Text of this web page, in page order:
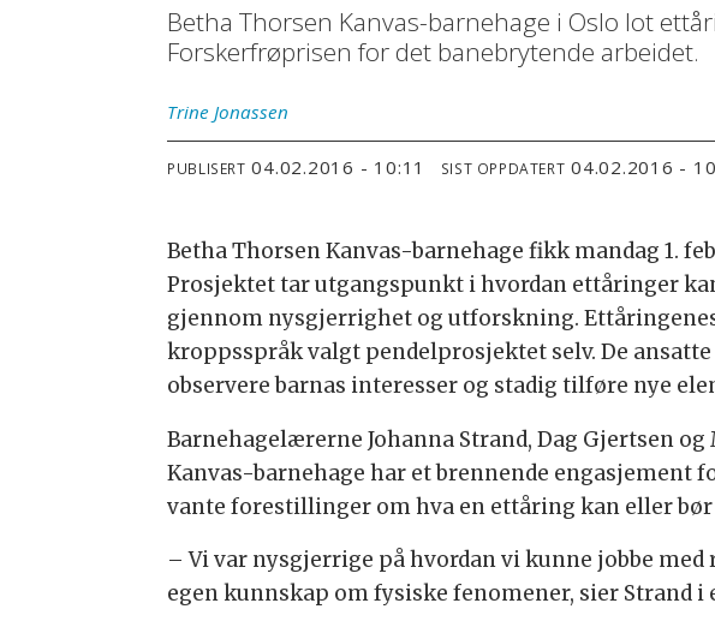
Betha Thorsen Kanvas-barnehage i Oslo lot
Forskerfrøprisen for det banebrytende arbeidet.
Trine Jonassen
PUBLISERT 04.02.2016 - 10:11 SIST OPPDATERT 04.02.2016 -
Betha Thorsen Kanvas-barnehage fikk mandag 1.
Prosjektet tar utgangspunkt i hvordan ettåringer
gjennom nysgjerrighet og utforskning.
kroppsspråk valgt pendelprosjektet selv. De
observere barnas interesser og stadig tilføre nye
Barnehagelærerne Johanna Strand, Dag Gjertsen
Kanvas-barnehage har et brennende engasjement
vante forestillinger om hva en ettåring kan eller
– Vi var nysgjerrige på hvordan vi kunne jobbe
egen kunnskap om fysiske fenomener, sier Strand i